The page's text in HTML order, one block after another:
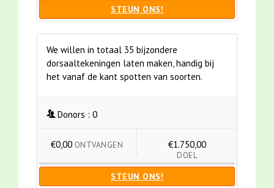
STEUN ONS!
We willen in totaal 35 bijzondere
dorsaaltekeningen laten maken, handig bij
het vanaf de kant spotten van soorten.
Donors : 0
€0,00 ONTVANGEN €1.750,00
DOEL
STEUN ONS!